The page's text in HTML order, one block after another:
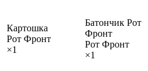
Картошка
Рот Фронт
×1
Батончик Рот
Фронт
Рот Фронт
×1